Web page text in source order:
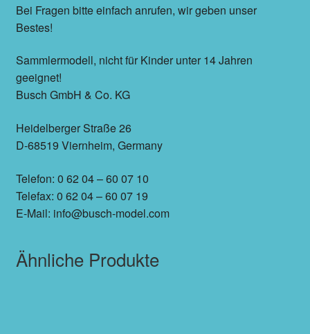
Bei Fragen bitte einfach anrufen, wir geben unser
Bestes!
Sammlermodell, nicht für Kinder unter 14 Jahren
geeignet!
Busch GmbH & Co. KG
Heidelberger Straße 26
D-68519 Viernheim, Germany
Telefon: 0 62 04 – 60 07 10
Telefax: 0 62 04 – 60 07 19
E-Mail: info@busch-model.com
Ähnliche Produkte